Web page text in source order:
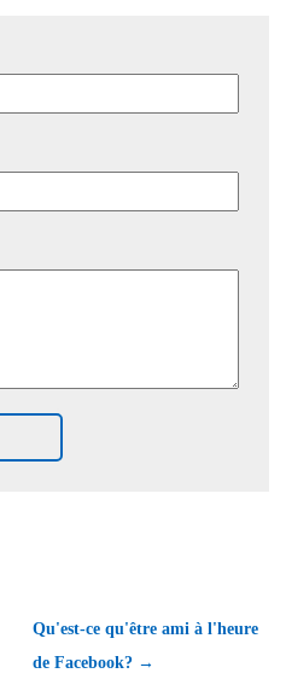
Qu'est-ce qu'être ami à l'heure
de Facebook? →